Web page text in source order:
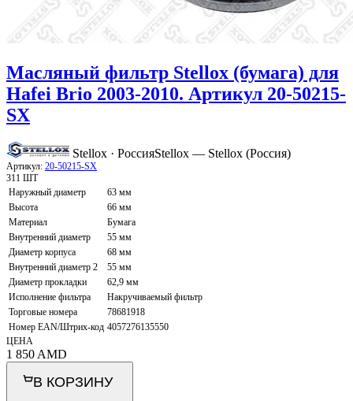
Масляный фильтр Stellox (бумага) для
Hafei Brio 2003-2010. Артикул 20-50215-
SX
Stellox · РоссияStellox — Stellox (Россия)
Артикул: 20-50215-SX
311 ШТ
Наружный диаметр
63 мм
Высота
66 мм
Материал
Бумага
Внутренний диаметр
55 мм
Диаметр корпуса
68 мм
Внутренний диаметр 2
55 мм
Диаметр прокладки
62,9 мм
Исполнение фильтра
Накручиваемый фильтр
Торговые номера
78681918
Номер EAN/Штрих-код 4057276135550
ЦЕНА
1 850 AMD
В КОРЗИНУ